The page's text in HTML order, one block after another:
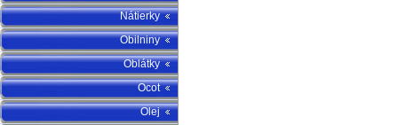
Nátierky
Obilniny
Oblátky
Ocot
Olej